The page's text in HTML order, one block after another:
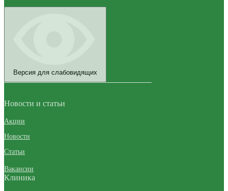
Версия для слабовидящих
Новости и статьи
Акции
Новости
Статьи
Вакансии
Клиника